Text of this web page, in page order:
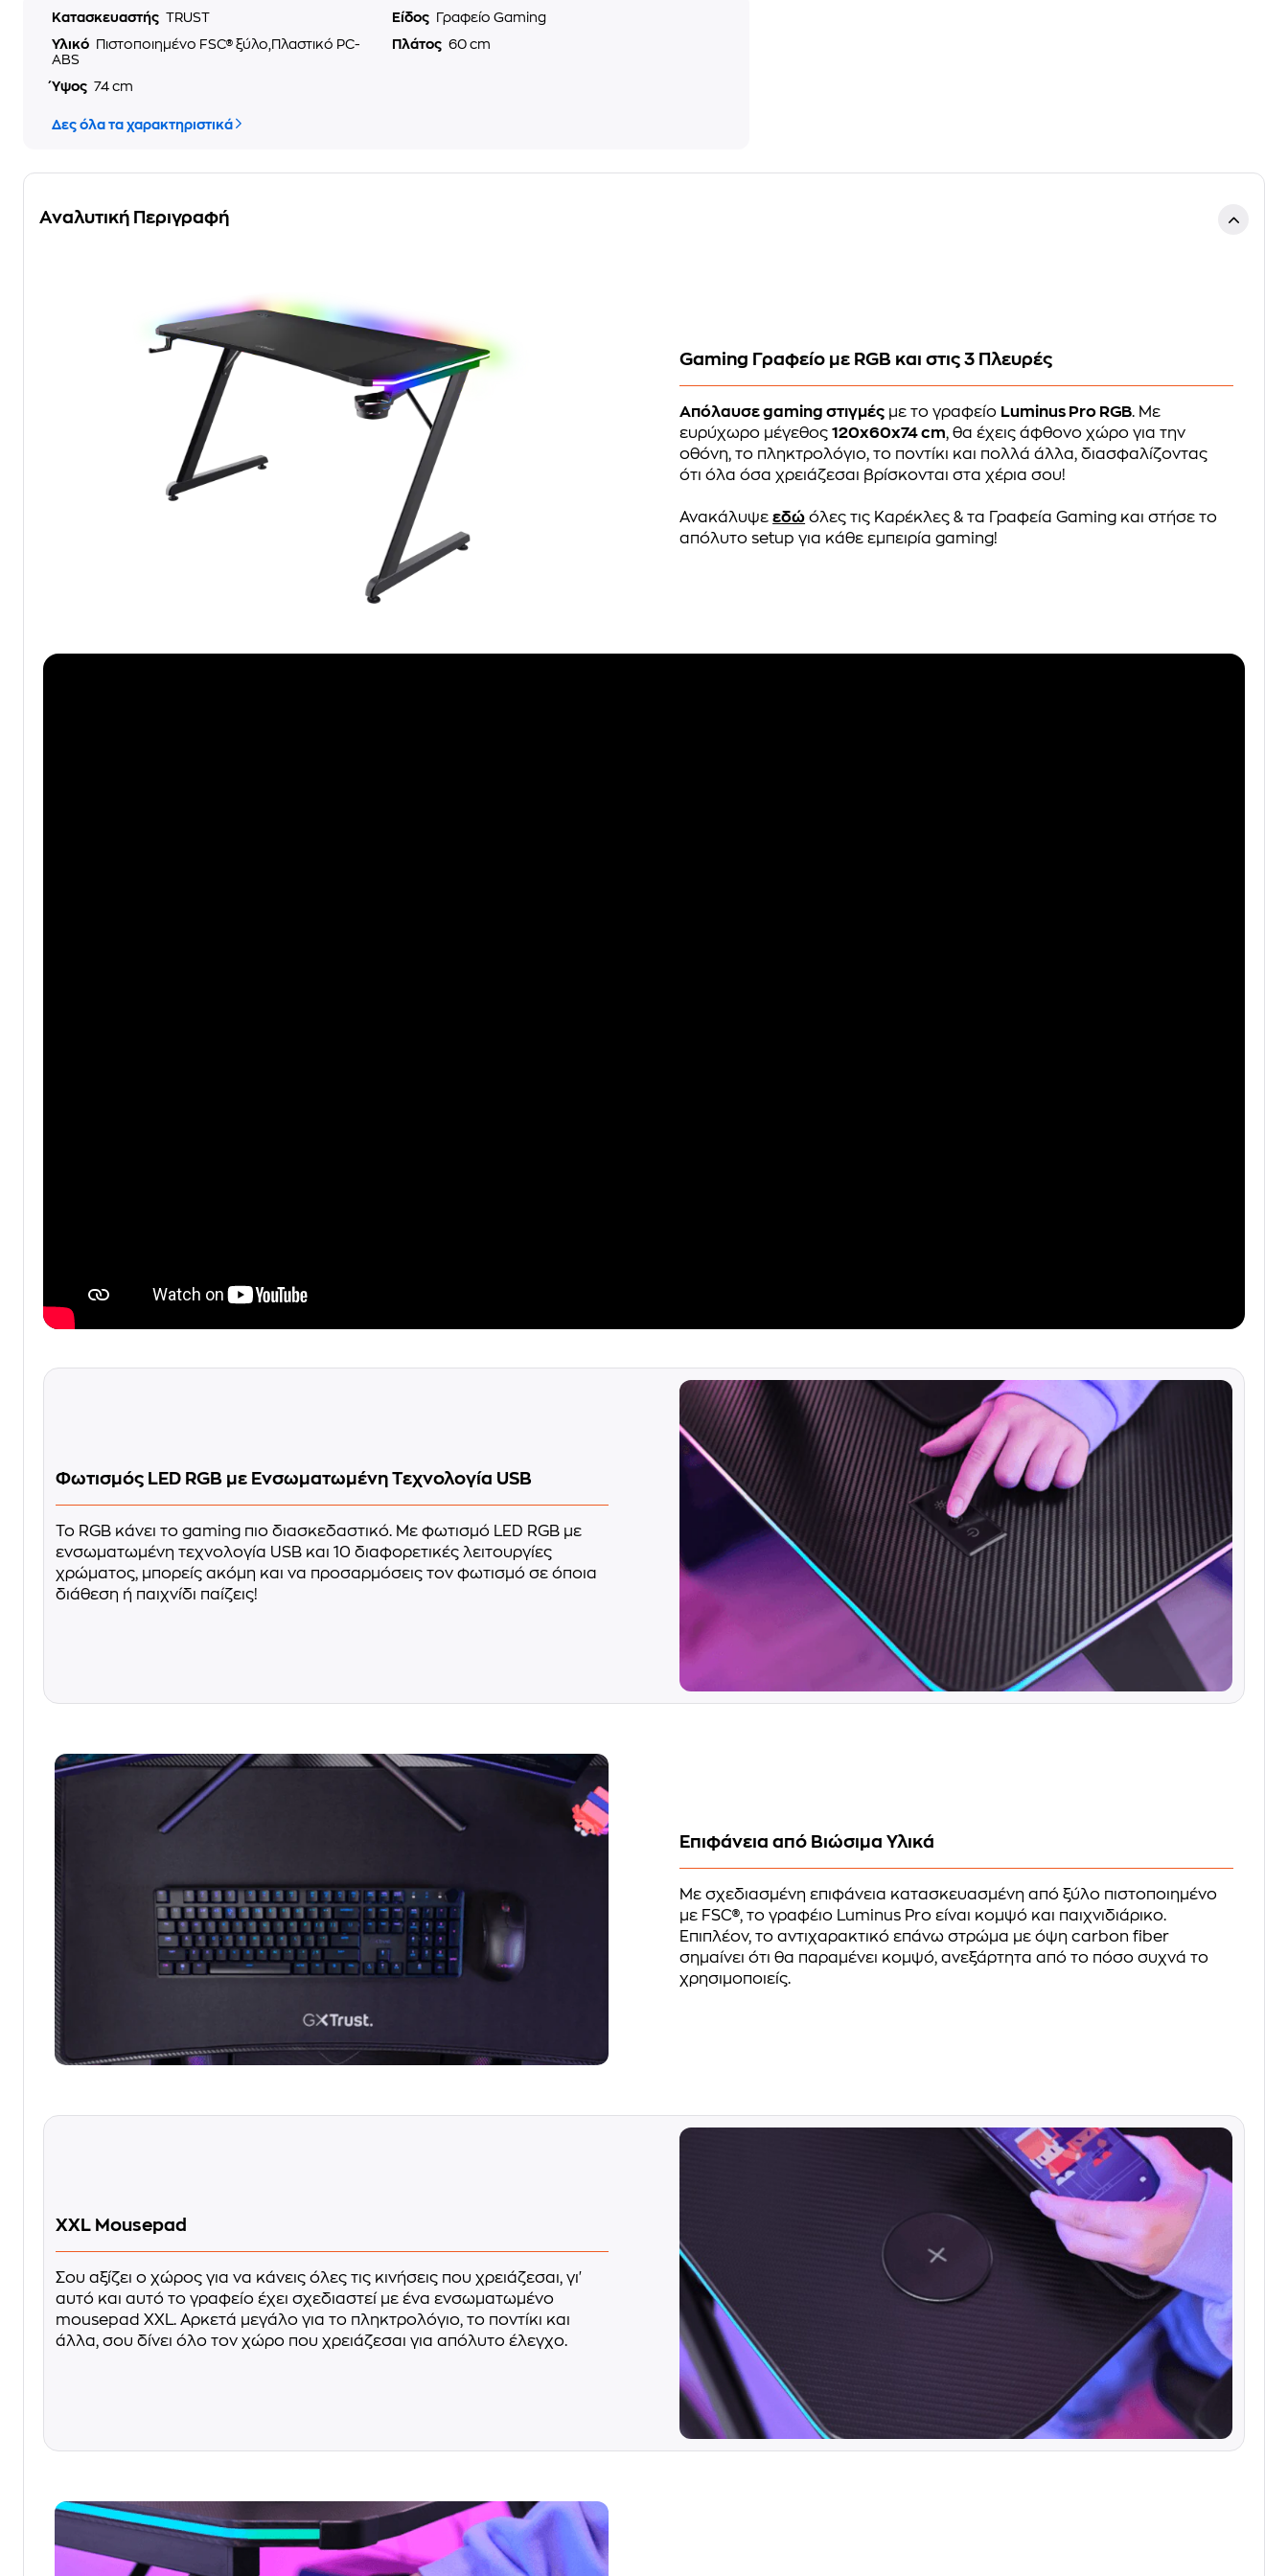
Κατασκευαστής TRUST Είδος
Γραφείο Gaming
Υλικό
Πιστοποιημένο FSC® ξύλο,Πλαστικό PC-
ABS
Πλάτος 60 cm
Ύψος 74 cm
Δες όλα τα χαρακτηριστικά
Αναλυτική Περιγραφή
Gaming Γραφείο με RGB και στις 3 Πλευρές
Απόλαυσε gaming στιγμές με το γραφείο Luminus Pro RGB. Με
ευρύχωρο μέγεθος120x60x74 cm, θα έχεις άφθονο χώρο για την
οθόνη, το πληκτρολόγιο, το ποντίκι και πολλά άλλα, διασφαλίζοντας
ότι όλα όσα χρειάζεσαι βρίσκονται στα χέρια σου!
Ανακάλυψεεδώ όλες τις Καρέκλες & τα Γραφεία Gaming και στήσε το
απόλυτο setup για κάθε εμπειρία gaming!
Φωτισμός LED RGB με Ενσωματωμένη Τεχνολογία USB
Το RGB κάνει το gaming πιο διασκεδαστικό. Με φωτισμό LED RGB με
ενσωματωμένη τεχνολογία USB και 10 διαφορετικές λειτουργίες
χρώματος, μπορείς ακόμη και να προσαρμόσεις τον φωτισμό σε όποια
διάθεση ή παιχνίδι παίζεις!
Επιφάνεια από Βιώσιμα Υλικά
Με σχεδιασμένη επιφάνεια κατασκευασμένη από ξύλο πιστοποιημένο
με FSC®, το γραφέιο Luminus Pro είναι κομψό και παιχνιδιάρικο.
Επιπλέον, το αντιχαρακτικό επάνω στρώμα με όψη carbon fiber
σημαίνει ότι θα παραμένει κομψό, ανεξάρτητα από το πόσο συχνά το
χρησιμοποιείς.
XXL Mousepad
Σου αξίζει ο χώρος για να κάνεις όλες τις κινήσεις που χρειάζεσαι, γι'
αυτό και αυτό το γραφείο έχει σχεδιαστεί με ένα ενσωματωμένο
mousepad XXL. Αρκετά μεγάλο για το πληκτρολόγιο, το ποντίκι και
άλλα, σου δίνει όλο τον χώρο που χρειάζεσαι για απόλυτο έλεγχο.